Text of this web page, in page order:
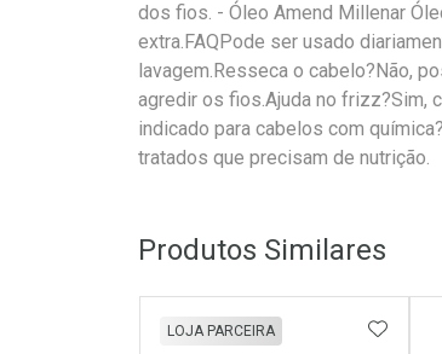
dos fios. - Óleo Amend Millenar
extra.FAQPode ser usado
lavagem.Resseca o cabelo?Não,
agredir os fios.Ajuda no frizz?Sim,
indicado para cabelos com
tratados que precisam de nutrição.
Produtos Similares
LOJA PARCEIRA